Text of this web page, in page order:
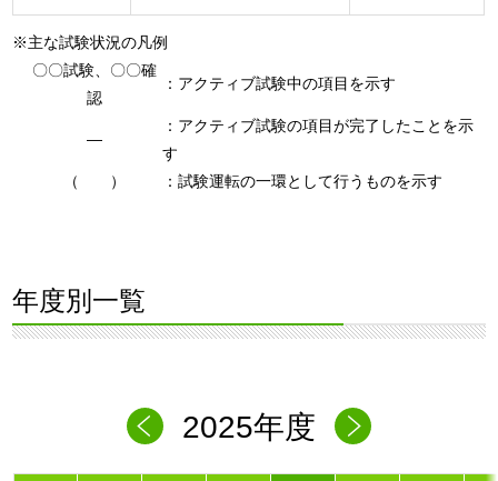
※主な試験状況の凡例
〇〇試験、〇〇確
認
：アクティブ試験中の項目を示す
―
：アクティブ試験の項目が完了したことを示
す
（ ）
：試験運転の一環として行うものを示す
年度別一覧
2025年度